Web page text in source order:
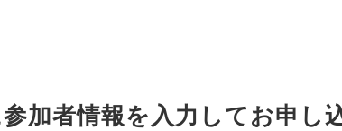
加者情報を入力してお申し